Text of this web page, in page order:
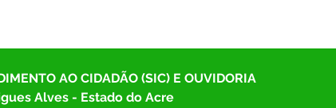
AO CIDADÃO (SIC) E OUVIDORIA
Alves - Estado do Acre